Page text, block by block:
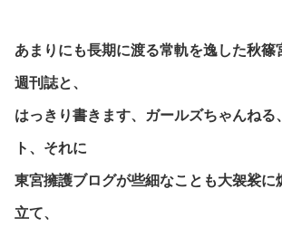
あまりにも長期に渡る常軌を逸した秋篠
週刊誌と、
はっきり書きます、ガールズちゃんねる
ト、それに
東宮擁護ブログが些細なことも大袈裟に
立て、